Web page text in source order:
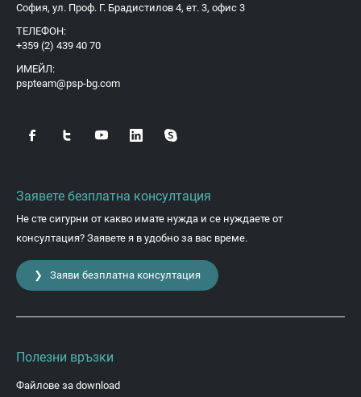
София, ул. Проф. Г. Брадистилов 4, ет. 3, офис 3
ТЕЛЕФОН:
+359 (2) 439 40 70
ИМЕЙЛ:
pspteam@psp-bg.com
Заявете безплатна консултация
Не сте сигурни от какво имате нужда и се нуждаете от
консултация? Заявете я в удобно за вас време.
❯ Заяви безплатна консултация
Полезни връзки
Файлове за download